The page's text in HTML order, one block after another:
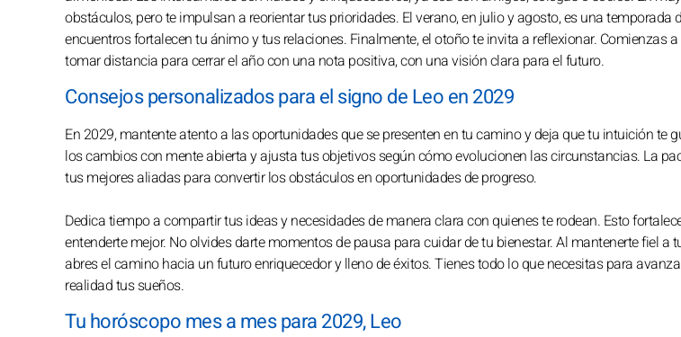
obstáculos, pero te impulsan a reorientar tus prioridades. El verano, en julio y agosto, es una temporada
encuentros fortalecen tu ánimo y tus relaciones. Finalmente, el otoño te invita a reflexionar. Comienzas
tomar distancia para cerrar el año con una nota positiva, con una visión clara para el futuro.
Consejos personalizados para el signo de Leo en 2029
En 2029, mantente atento a las oportunidades que se presenten en tu camino y deja que tu intuición te
los cambios con mente abierta y ajusta tus objetivos según cómo evolucionen las circunstancias. La
tus mejores aliadas para convertir los obstáculos en oportunidades de progreso.
Dedica tiempo a compartir tus ideas y necesidades de manera clara con quienes te rodean. Esto
entenderte mejor. No olvides darte momentos de pausa para cuidar de tu bienestar. Al mantenerte fiel a
abres el camino hacia un futuro enriquecedor y lleno de éxitos. Tienes todo lo que necesitas para
realidad tus sueños.
Tu horóscopo mes a mes para 2029, Leo